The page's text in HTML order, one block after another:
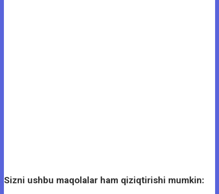
Sizni ushbu maqolalar ham qiziqtirishi mumkin: